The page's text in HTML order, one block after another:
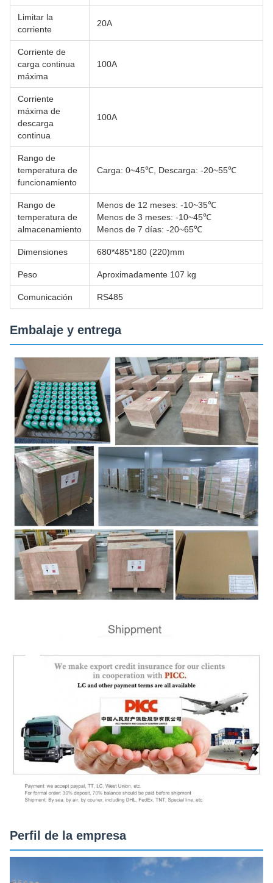
Limitar la
corriente
20A
Corriente de
carga continua
máxima
100A
Corriente
máxima de
descarga
continua
100A
Rango de
temperatura de
funcionamiento
Carga: 0~45℃, Descarga: -20~55℃
Rango de
temperatura de
almacenamiento
Menos de 12 meses: -10~35℃
Menos de 3 meses: -10~45℃
Menos de 7 días: -20~65℃
Dimensiones 680*485*180 (220)mm
Peso Aproximadamente 107 kg
Comunicación RS485
Embalaje y entrega
Perfil de la empresa